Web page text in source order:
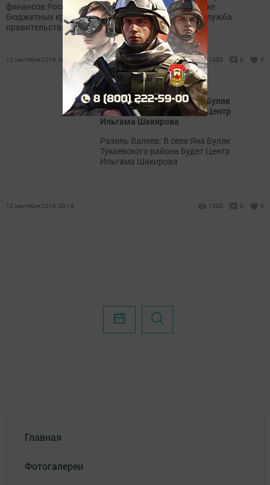
финансов России не намерено выделять республике
бюджетных кредитов. Его слова приводит пресс-служба
правительства РТ.
12 сентября 2019, 00:26 1453 0 0
Разиль Валеев: В селе Яна Буляк
Тукаевского района будет Центр
Ильгама Шакирова
Разиль Валеев: В селе Яна Буляк
Тукаевского района будет Центр
Ильгама Шакирова
12 сентября 2019, 00:18 1390 0 0
Главная
Фотогалереи